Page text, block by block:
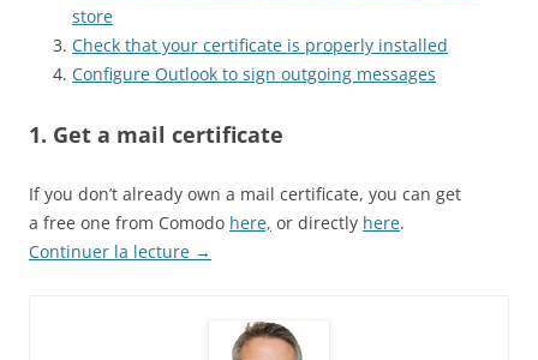
store
Check that your certificate is properly installed
Configure Outlook to sign outgoing messages
1. Get a mail certificate
If you don’t already own a mail certificate, you can get
a free one from Comodo here, or directly here.
Continuer la lecture →